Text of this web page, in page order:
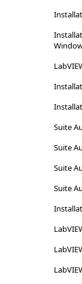
Suite
Suite
Suite
Suite